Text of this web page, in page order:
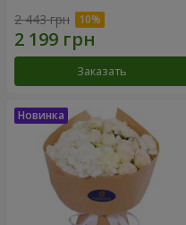
2 443 грн
Заказать